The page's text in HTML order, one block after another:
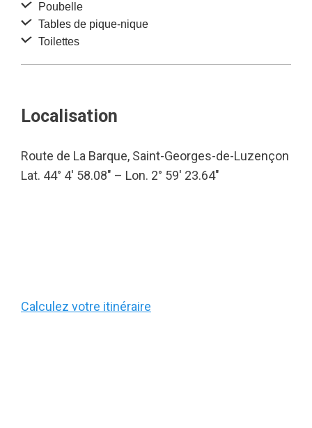
Poubelle
Tables de pique-nique
Toilettes
Localisation
Route de La Barque, Saint-Georges-de-Luzençon
Lat. 44° 4′ 58.08″ – Lon. 2° 59′ 23.64″
Calculez votre itinéraire